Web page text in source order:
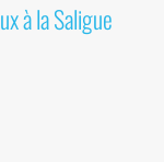
à la Saligue